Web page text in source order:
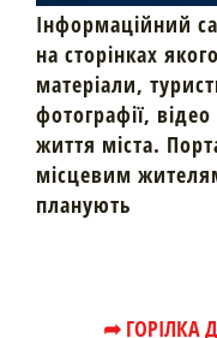
Інформаційний
на сторінках
матеріали,
фотографії,
життя міста.
місцевим
планують
➦ ГОРІЛКА